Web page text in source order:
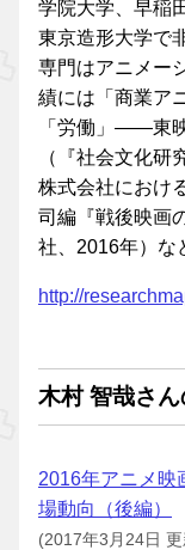
学院大学、早稲
東京造形大学で
専門はアニメー
績には「商業ア
「労働」――東
（『社会文化
株式会社におけ
司編『戦後映画
社、2016年）な
http://
木村 智哉さ
2016年アニメ映
場動向（後編）
(2017年3月24日 更